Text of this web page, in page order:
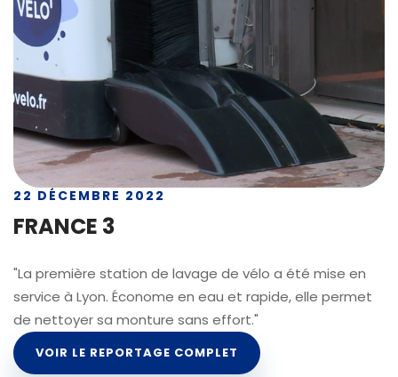
22 DÉCEMBRE 2022
FRANCE 3
"La première station de lavage de vélo a été mise en
service à Lyon. Économe en eau et rapide, elle permet
de nettoyer sa monture sans effort."
VOIR LE REPORTAGE COMPLET